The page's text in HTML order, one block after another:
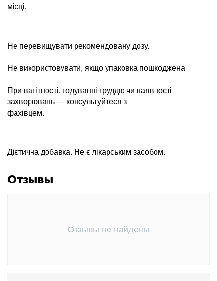
місці.
Не перевищувати рекомендовану дозу.
Не використовувати, якщо упаковка пошкоджена.
При вагітності, годуванні груддю чи наявності
захворювань — консультуйтеся з
фахівцем.
Дієтична добавка. Не є лікарським засобом.
Отзывы
Отзывы не найдены